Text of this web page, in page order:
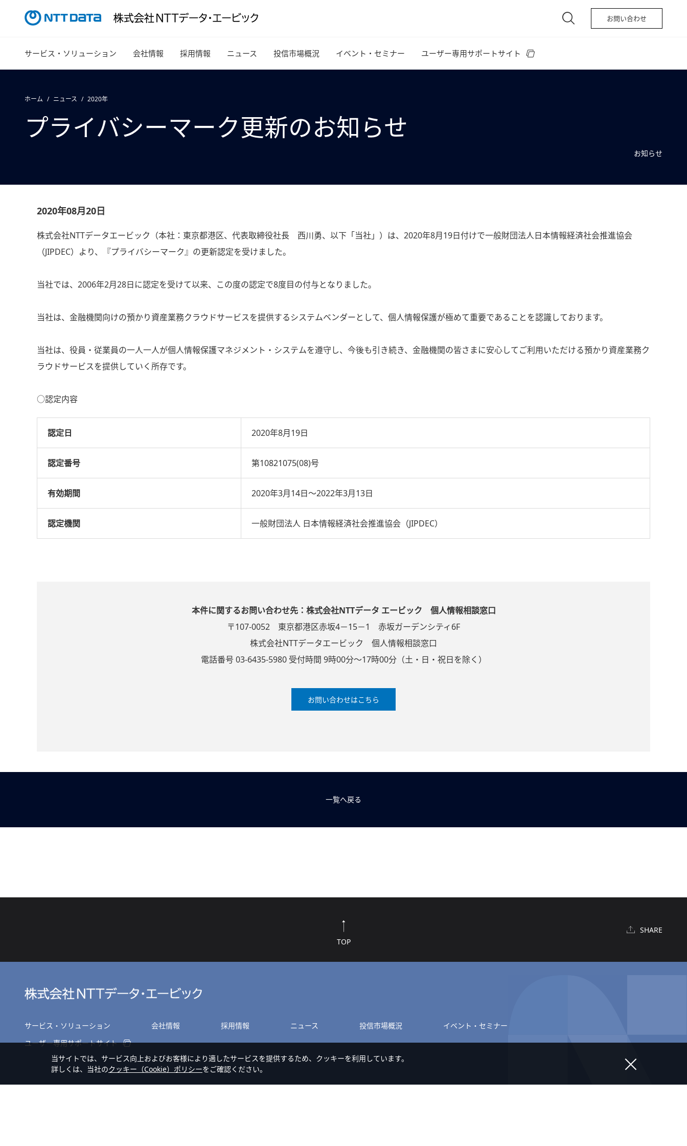
お問い合わせ
サービス・ソリューション 会社情報 採用情報 ニュース 投信市場概況 イベント・セミナー ユーザー専用サポートサイト
ホーム ニュース 2020年
プライバシーマーク更新のお知らせ
お知らせ
2020年08月20日
株式会社NTTデータエービック（本社：東京都港区、代表取締役社長 西川勇、以下「当社」）は、2020年8月19日付けで一般財団法人日本情報経済社会推進協会
（JIPDEC）より、『プライバシーマーク』の更新認定を受けました。
当社では、2006年2月28日に認定を受けて以来、この度の認定で8度目の付与となりました。
当社は、金融機関向けの預かり資産業務クラウドサービスを提供するシステムベンダーとして、個人情報保護が極めて重要であることを認識しております。
当社は、役員・従業員の一人一人が個人情報保護マネジメント・システムを遵守し、今後も引き続き、金融機関の皆さまに安心してご利用いただける預かり資産業務ク
ラウドサービスを提供していく所存です。
○認定内容
認定日 2020年8月19日
認定番号 第10821075(08)号
有効期間 2020年3月14日～2022年3月13日
認定機関 一般財団法人 日本情報経済社会推進協会（JIPDEC）
本件に関するお問い合わせ先：株式会社NTTデータ エービック 個人情報相談窓口
〒107-0052 東京都港区赤坂4－15－1 赤坂ガーデンシティ6F
株式会社NTTデータエービック 個人情報相談窓口
電話番号 03-6435-5980 受付時間 9時00分～17時00分（土・日・祝日を除く）
お問い合わせはこちら
一覧へ戻る
TOP
SHARE
サービス・ソリューション 会社情報 採用情報 ニュース 投信市場概況
イベント・セミナー
ユーザー専用サポートサイト
当サイトでは、サービス向上およびお客様により適したサービスを提供するため、クッキーを利用しています。
詳しくは、当社のクッキー（Cookie）ポリシーをご確認ください。